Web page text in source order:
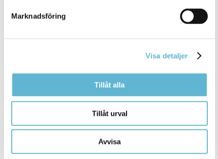
Marknadsföring
Visa detaljer
Tillåt alla
Tillåt urval
Avvisa
Box 18, 295 21 Bromölla
Fax: 0456-82 22 00